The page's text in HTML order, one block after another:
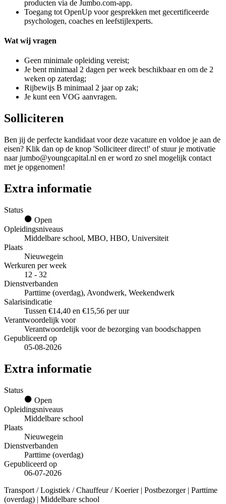
producten via de Jumbo.com-app.
Toegang tot OpenUp voor gesprekken met gecertificeerde
psychologen, coaches en leefstijlexperts.
Wat wij vragen
Geen minimale opleiding vereist;
Je bent minimaal 2 dagen per week beschikbaar en om de 2
weken op zaterdag;
Rijbewijs B minimaal 2 jaar op zak;
Je kunt een VOG aanvragen.
Solliciteren
Ben jij de perfecte kandidaat voor deze vacature en voldoe je aan de
eisen? Klik dan op de knop 'Solliciteer direct!' of stuur je motivatie
naar jumbo@youngcapital.nl en er word zo snel mogelijk contact
met je opgenomen!
Extra informatie
Status
Open
Opleidingsniveaus
Middelbare school, MBO, HBO, Universiteit
Plaats
Nieuwegein
Werkuren per week
12 - 32
Dienstverbanden
Parttime (overdag), Avondwerk, Weekendwerk
Salarisindicatie
Tussen €14,40 en €15,56 per uur
Verantwoordelijk voor
Verantwoordelijk voor de bezorging van boodschappen
Gepubliceerd op
05-08-2026
Extra informatie
Status
Open
Opleidingsniveaus
Middelbare school
Plaats
Nieuwegein
Dienstverbanden
Parttime (overdag)
Gepubliceerd op
06-07-2026
Transport / Logistiek / Chauffeur / Koerier | Postbezorger | Parttime
(overdag) | Middelbare school